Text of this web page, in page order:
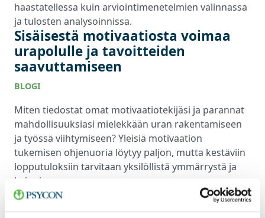
haastatellessa kuin arviointimenetelmien valinnassa
ja tulosten analysoinnissa.
Sisäisestä motivaatiosta voimaa
urapolulle ja tavoitteiden
saavuttamiseen
BLOGI
Miten tiedostat omat motivaatiotekijäsi ja parannat
mahdollisuuksiasi mielekkään uran rakentamiseen
ja työssä viihtymiseen? Yleisiä motivaation
tukemisen ohjenuoria löytyy paljon, mutta kestäviin
lopputuloksiin tarvitaan yksilöllistä ymmärrystä ja
keinoja.